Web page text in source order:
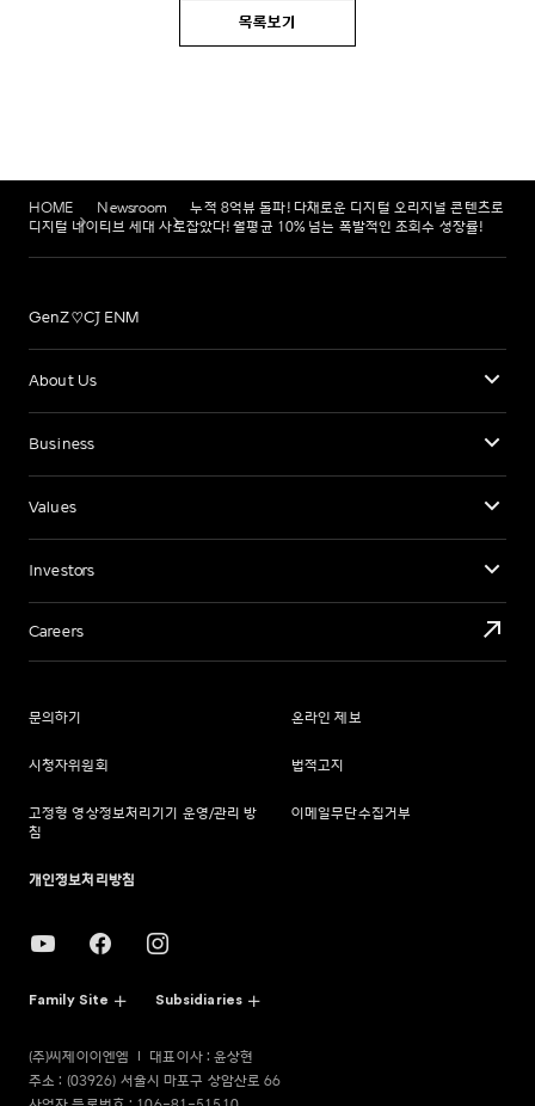
목록보기
HOME Newsroom
누적 8억뷰 돌파! 다채로운 디지털 오리지널 콘텐츠로
디지털 네이티브 세대 사로잡았다! 월평균 10% 넘는 폭발적인 조회수 성장률!
GenZ♡CJ ENM
About Us
Business
Values
Investors
Careers
문의하기 온라인 제보
시청자위원회 법적고지
고정형 영상정보처리기기 운영/관리 방
침
이메일무단수집거부
개인정보처리방침
Family Site Subsidiaries
(주)씨제이이엔엠
대표이사 : 윤상현
주소 : (03926) 서울시 마포구 상암산로 66